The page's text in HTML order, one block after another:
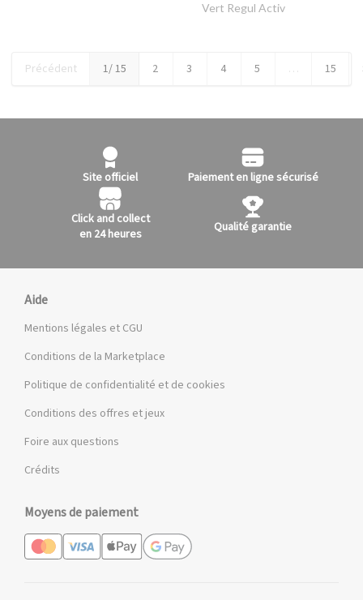
Vert Regul Activ
Précédent 1/ 15 2 3 4 5 … 15
Site officiel Paiement en ligne sécurisé
Click and collect
en 24 heures
Qualité garantie
Aide
Mentions légales et CGU
Conditions de la Marketplace
Politique de confidentialité et de cookies
Conditions des offres et jeux
Foire aux questions
Crédits
Moyens de paiement